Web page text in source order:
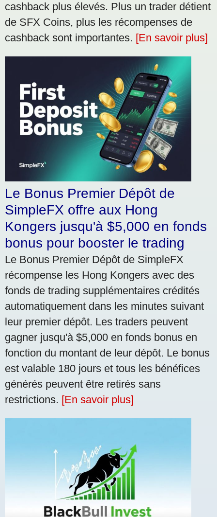
cashback plus élevés. Plus un trader détient
de SFX Coins, plus les récompenses de
cashback sont importantes. [En savoir plus]
Le Bonus Premier Dépôt de
SimpleFX offre aux Hong
Kongers jusqu'à $5,000 en fonds
bonus pour booster le trading
Le Bonus Premier Dépôt de SimpleFX
récompense les Hong Kongers avec des
fonds de trading supplémentaires crédités
automatiquement dans les minutes suivant
leur premier dépôt. Les traders peuvent
gagner jusqu'à $5,000 en fonds bonus en
fonction du montant de leur dépôt. Le bonus
est valable 180 jours et tous les bénéfices
générés peuvent être retirés sans
restrictions. [En savoir plus]